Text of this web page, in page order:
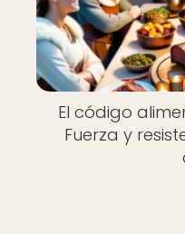
El código
Fuerza y